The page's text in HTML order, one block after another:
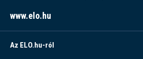
www.elo.hu
Az ELO.hu-ról